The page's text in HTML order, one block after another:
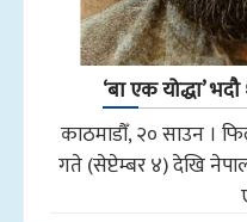
‘बा एक योद्धा’
काठमाडौँ, २० साउन ।
गते (सेप्टेम्बर ४) देखि